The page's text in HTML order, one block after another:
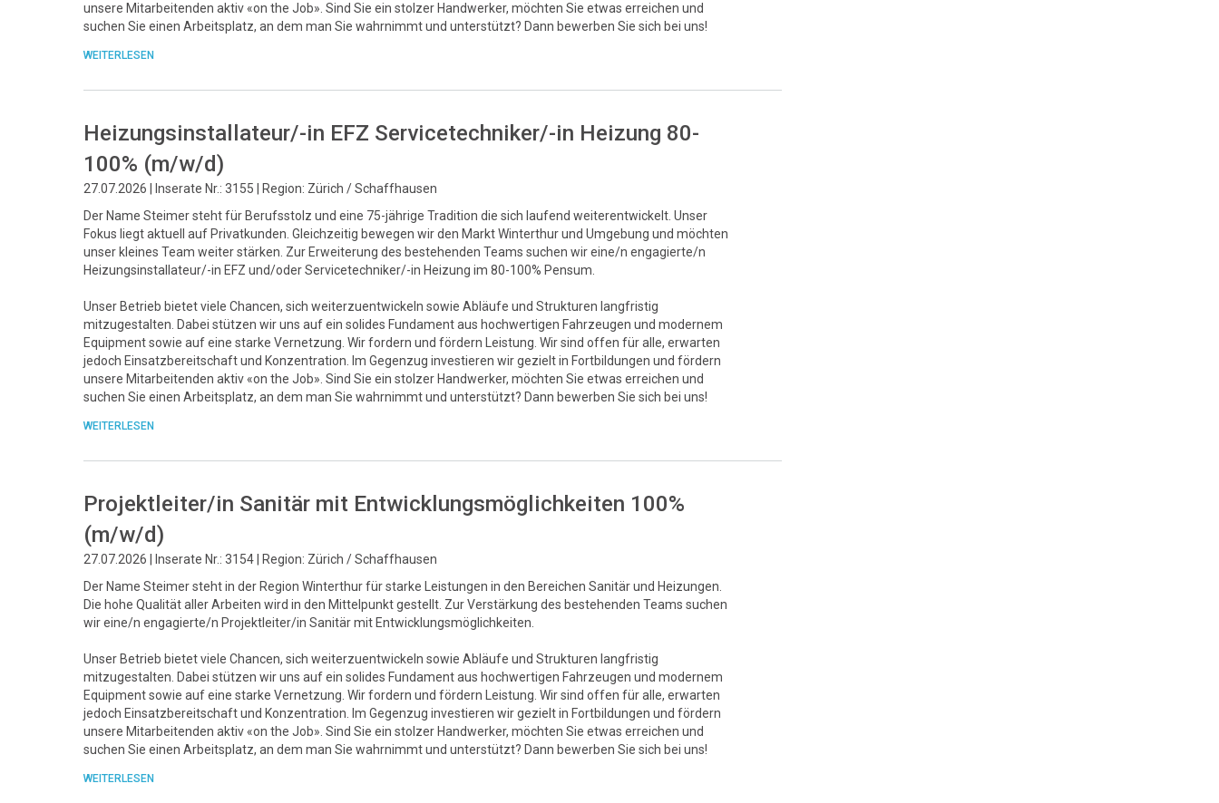
unsere Mitarbeitenden aktiv «on the Job». Sind Sie ein stolzer Handwerker, möchten Sie etwas erreichen und
suchen Sie einen Arbeitsplatz, an dem man Sie wahrnimmt und unterstützt? Dann bewerben Sie sich bei uns!
WEITERLESEN
Heizungsinstallateur/-in EFZ Servicetechniker/-in Heizung 80-
100% (m/w/d)
27.07.2026 | Inserate Nr.: 3155 | Region: Zürich / Schaffhausen
Der Name Steimer steht für Berufsstolz und eine 75-jährige Tradition die sich laufend weiterentwickelt. Unser
Fokus liegt aktuell auf Privatkunden. Gleichzeitig bewegen wir den Markt Winterthur und Umgebung und möchten
unser kleines Team weiter stärken. Zur Erweiterung des bestehenden Teams suchen wir eine/n engagierte/n
Heizungsinstallateur/-in EFZ und/oder Servicetechniker/-in Heizung im 80-100% Pensum.
Unser Betrieb bietet viele Chancen, sich weiterzuentwickeln sowie Abläufe und Strukturen langfristig
mitzugestalten. Dabei stützen wir uns auf ein solides Fundament aus hochwertigen Fahrzeugen und modernem
Equipment sowie auf eine starke Vernetzung. Wir fordern und fördern Leistung. Wir sind offen für alle, erwarten
jedoch Einsatzbereitschaft und Konzentration. Im Gegenzug investieren wir gezielt in Fortbildungen und fördern
unsere Mitarbeitenden aktiv «on the Job». Sind Sie ein stolzer Handwerker, möchten Sie etwas erreichen und
suchen Sie einen Arbeitsplatz, an dem man Sie wahrnimmt und unterstützt? Dann bewerben Sie sich bei uns!
WEITERLESEN
Projektleiter/in Sanitär mit Entwicklungsmöglichkeiten 100%
(m/w/d)
27.07.2026 | Inserate Nr.: 3154 | Region: Zürich / Schaffhausen
Der Name Steimer steht in der Region Winterthur für starke Leistungen in den Bereichen Sanitär und Heizungen.
Die hohe Qualität aller Arbeiten wird in den Mittelpunkt gestellt. Zur Verstärkung des bestehenden Teams suchen
wir eine/n engagierte/n Projektleiter/in Sanitär mit Entwicklungsmöglichkeiten.
Unser Betrieb bietet viele Chancen, sich weiterzuentwickeln sowie Abläufe und Strukturen langfristig
mitzugestalten. Dabei stützen wir uns auf ein solides Fundament aus hochwertigen Fahrzeugen und modernem
Equipment sowie auf eine starke Vernetzung. Wir fordern und fördern Leistung. Wir sind offen für alle, erwarten
jedoch Einsatzbereitschaft und Konzentration. Im Gegenzug investieren wir gezielt in Fortbildungen und fördern
unsere Mitarbeitenden aktiv «on the Job». Sind Sie ein stolzer Handwerker, möchten Sie etwas erreichen und
suchen Sie einen Arbeitsplatz, an dem man Sie wahrnimmt und unterstützt? Dann bewerben Sie sich bei uns!
WEITERLESEN